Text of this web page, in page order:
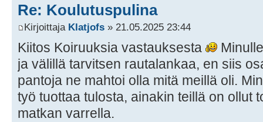
Re: Koulutuspulina
Kirjoittaja Klatjofs » 21.05.2025 23:44
Kiitos Koiruuksia vastauksesta
ja välillä tarvitsen rautalankaa, en siis
pantoja ne mahtoi olla mitä meillä oli.
työ tuottaa tulosta, ainakin teillä on ollut
matkan varrella.